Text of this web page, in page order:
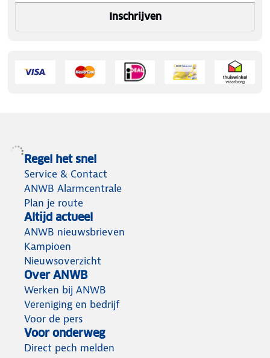
Inschrijven
Regel het snel
Service & Contact
ANWB Alarmcentrale
Plan je route
Altijd actueel
ANWB nieuwsbrieven
Kampioen
Nieuwsoverzicht
Over ANWB
Werken bij ANWB
Vereniging en bedrijf
Voor de pers
Voor onderweg
Direct pech melden